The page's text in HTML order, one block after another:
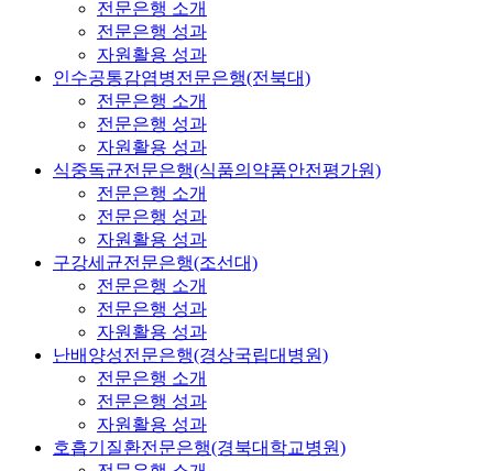
전문은행 소개
전문은행 성과
자원활용 성과
인수공통감염병전문은행(전북대)
전문은행 소개
전문은행 성과
자원활용 성과
식중독균전문은행(식품의약품안전평가원)
전문은행 소개
전문은행 성과
자원활용 성과
구강세균전문은행(조선대)
전문은행 소개
전문은행 성과
자원활용 성과
난배양성전문은행(경상국립대병원)
전문은행 소개
전문은행 성과
자원활용 성과
호흡기질환전문은행(경북대학교병원)